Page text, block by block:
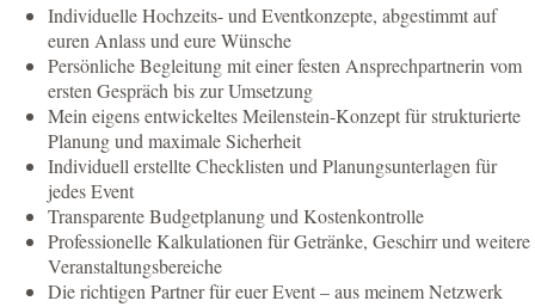
Individuelle Hochzeits- und Eventkonzepte, abgestimmt auf
euren Anlass und eure Wünsche
Persönliche Begleitung mit einer festen Ansprechpartnerin vom
ersten Gespräch bis zur Umsetzung
Mein eigens entwickeltes Meilenstein-Konzept für strukturierte
Planung und maximale Sicherheit
Individuell erstellte Checklisten und Planungsunterlagen für
jedes Event
Transparente Budgetplanung und Kostenkontrolle
Professionelle Kalkulationen für Getränke, Geschirr und weitere
Veranstaltungsbereiche
Die richtigen Partner für euer Event – aus meinem Netzwerk